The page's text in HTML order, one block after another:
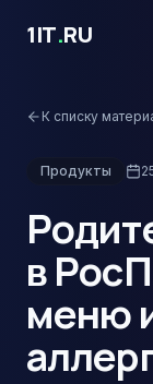
1IT.RU
К списку
Продукты
в
меню